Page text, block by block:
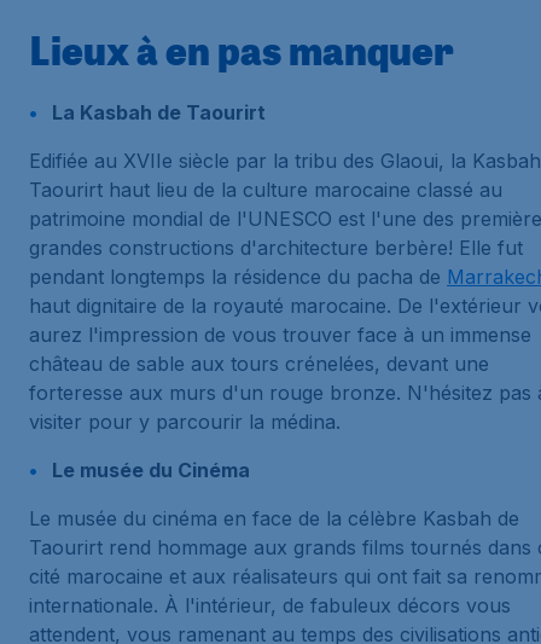
Lieux à en pas manquer
La Kasbah de Taourirt
Edifiée au XVIIe siècle par la tribu des Glaoui, la
Taourirt haut lieu de la culture marocaine classé au
patrimoine mondial de l'UNESCO est l'une des
grandes constructions d'architecture berbère! Elle fut
pendant longtemps la résidence du pacha de
haut dignitaire de la royauté marocaine. De l'extérieur
aurez l'impression de vous trouver face à un immense
château de sable aux tours crénelées, devant une
forteresse aux murs d'un rouge bronze. N'hésitez pas
visiter pour y parcourir la médina.
Le musée du Cinéma
Le musée du cinéma en face de la célèbre Kasbah de
Taourirt rend hommage aux grands films tournés dans
cité marocaine et aux réalisateurs qui ont fait sa
internationale. À l'intérieur, de fabuleux décors vous
attendent, vous ramenant au temps des civilisations